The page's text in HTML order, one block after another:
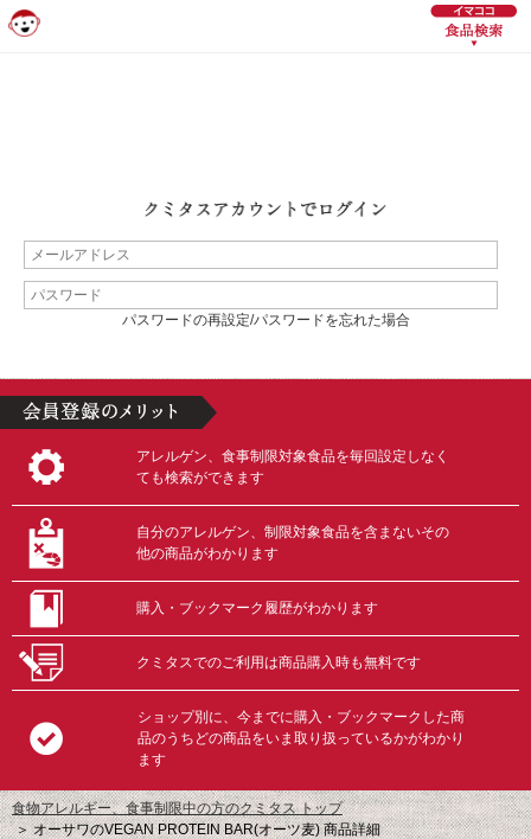
パスワードの再設定/パスワードを忘れた場合
アレルゲン、食事制限対象食品を毎回設定しなく
ても検索ができます
自分のアレルゲン、制限対象食品を含まないその
他の商品がわかります
購入・ブックマーク履歴がわかります
クミタスでのご利用は商品購入時も無料です
ショップ別に、今までに購入・ブックマークした商
品のうちどの商品をいま取り扱っているかがわかり
ます
食物アレルギー、食事制限中の方のクミタス トップ
＞オーサワのVEGAN PROTEIN BAR(オーツ麦) 商品詳細